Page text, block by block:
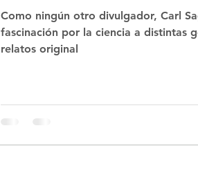
Como ningún otro divulgador, Carl
fascinación por la ciencia a distintas
relatos original